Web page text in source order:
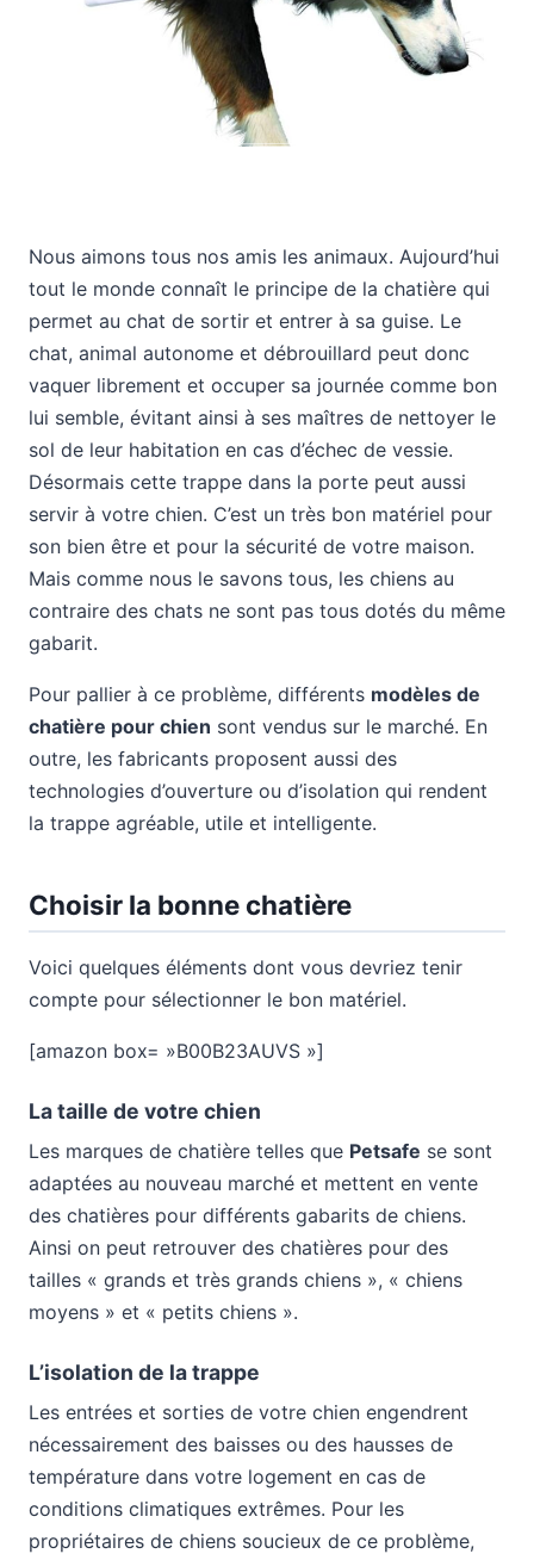
Nous aimons tous nos amis les animaux. Aujourd’hui
tout le monde connaît le principe de la chatière qui
permet au chat de sortir et entrer à sa guise. Le
chat, animal autonome et débrouillard peut donc
vaquer librement et occuper sa journée comme bon
lui semble, évitant ainsi à ses maîtres de nettoyer le
sol de leur habitation en cas d’échec de vessie.
Désormais cette trappe dans la porte peut aussi
servir à votre chien. C’est un très bon matériel pour
son bien être et pour la sécurité de votre maison.
Mais comme nous le savons tous, les chiens au
contraire des chats ne sont pas tous dotés du même
gabarit.
Pour pallier à ce problème, différents modèles de
chatière pour chien sont vendus sur le marché. En
outre, les fabricants proposent aussi des
technologies d’ouverture ou d’isolation qui rendent
la trappe agréable, utile et intelligente.
Choisir la bonne chatière
Voici quelques éléments dont vous devriez tenir
compte pour sélectionner le bon matériel.
[amazon box= »B00B23AUVS »]
La taille de votre chien
Les marques de chatière telles que Petsafe se sont
adaptées au nouveau marché et mettent en vente
des chatières pour différents gabarits de chiens.
Ainsi on peut retrouver des chatières pour des
tailles « grands et très grands chiens », « chiens
moyens » et « petits chiens ».
L’isolation de la trappe
Les entrées et sorties de votre chien engendrent
nécessairement des baisses ou des hausses de
température dans votre logement en cas de
conditions climatiques extrêmes. Pour les
propriétaires de chiens soucieux de ce problème,